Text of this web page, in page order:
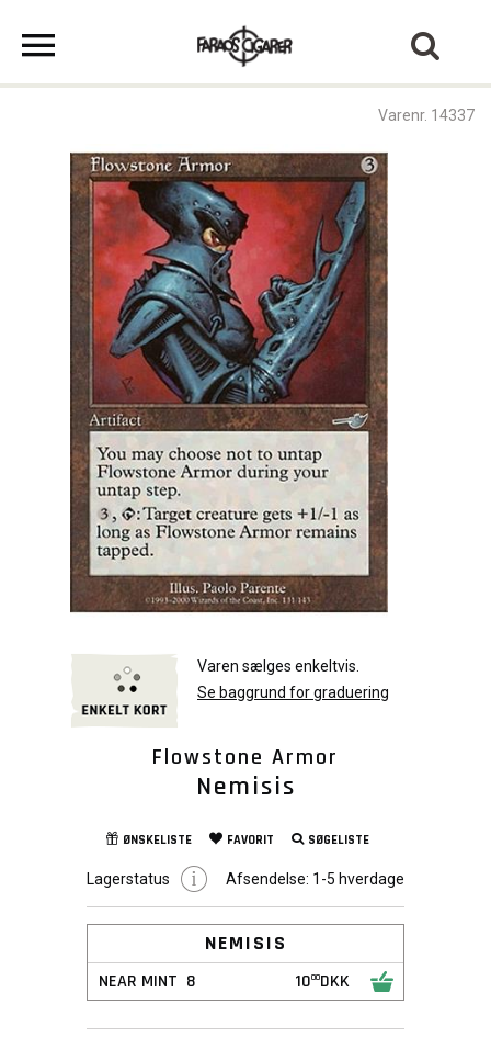
Varenr. 14337
Varen sælges enkeltvis.
Se baggrund for graduering
Flowstone Armor
Nemisis
ØNSKELISTE FAVORIT SØGELISTE
Lagerstatus Afsendelse: 1-5 hverdage
NEMISIS
NEAR MINT 8 1000DKK